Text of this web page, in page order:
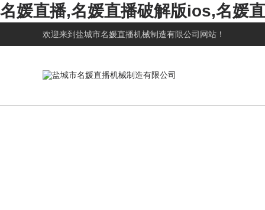
名媛直播,名媛直播破解版ios,名媛
欢迎来到 盐城市名媛直播机械制造有限公司 网站！